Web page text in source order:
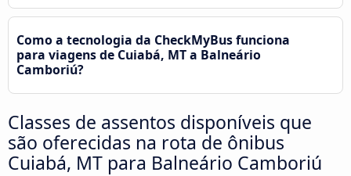
Como a tecnologia da CheckMyBus funciona
para viagens de Cuiabá, MT a Balneário
Camboriú?
Classes de assentos disponíveis que
são oferecidas na rota de ônibus
Cuiabá, MT para Balneário Camboriú